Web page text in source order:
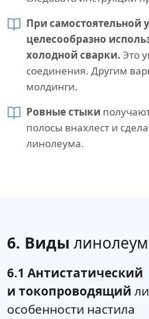
При самостоятельной
целесообразно
холодной сварки. Это
соединения. Другим
молдинги.
Ровные стыки
полосы внахлест и
линолеума.
6. Виды
6.1 Антистатический
и токопроводящий
особенности настила